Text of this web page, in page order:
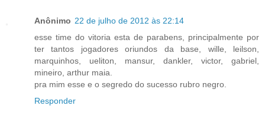
Anônimo 22 de julho de 2012 às 22:14
esse time do vitoria esta de parabens, principalmente por
ter tantos jogadores oriundos da base, wille, leilson,
marquinhos, ueliton, mansur, dankler, victor, gabriel,
mineiro, arthur maia.
pra mim esse e o segredo do sucesso rubro negro.
Responder